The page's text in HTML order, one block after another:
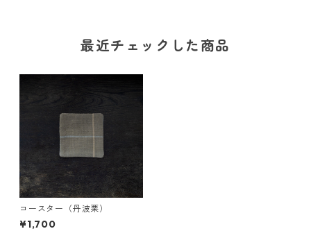
最近チェックした商品
コースター（丹波栗）
¥1,700